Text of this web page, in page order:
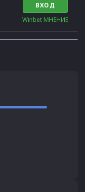
ВХОД
Winbet МНЕНИЕ